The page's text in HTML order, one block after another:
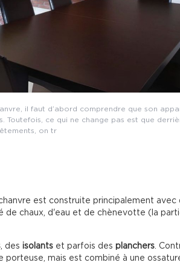
il faut d’abord comprendre que son
Toutefois, ce qui ne change pas est que
on tr
est construite principalement avec
de chaux, d'eau et de chènevotte (la
, des isolants et parfois des planchers.
mais est combiné à une